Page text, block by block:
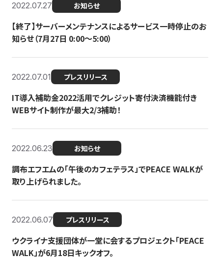
2022.07.27 お知らせ
【終了】サーバーメンテナンスによるサービス一時停止のお
知らせ（7月27日 0:00〜5:00）
2022.07.01 プレスリリース
IT導入補助金2022活用でクレジット寄付決済機能付き
WEBサイト制作が最大2/3補助！
2022.06.23 お知らせ
調布エフエムの「午後のカフェテラス」でPEACE WALKが
取り上げられました。
2022.06.07 プレスリリース
ウクライナ支援団体が一堂に会するプロジェクト「PEACE
WALK」が6月18日キックオフ。